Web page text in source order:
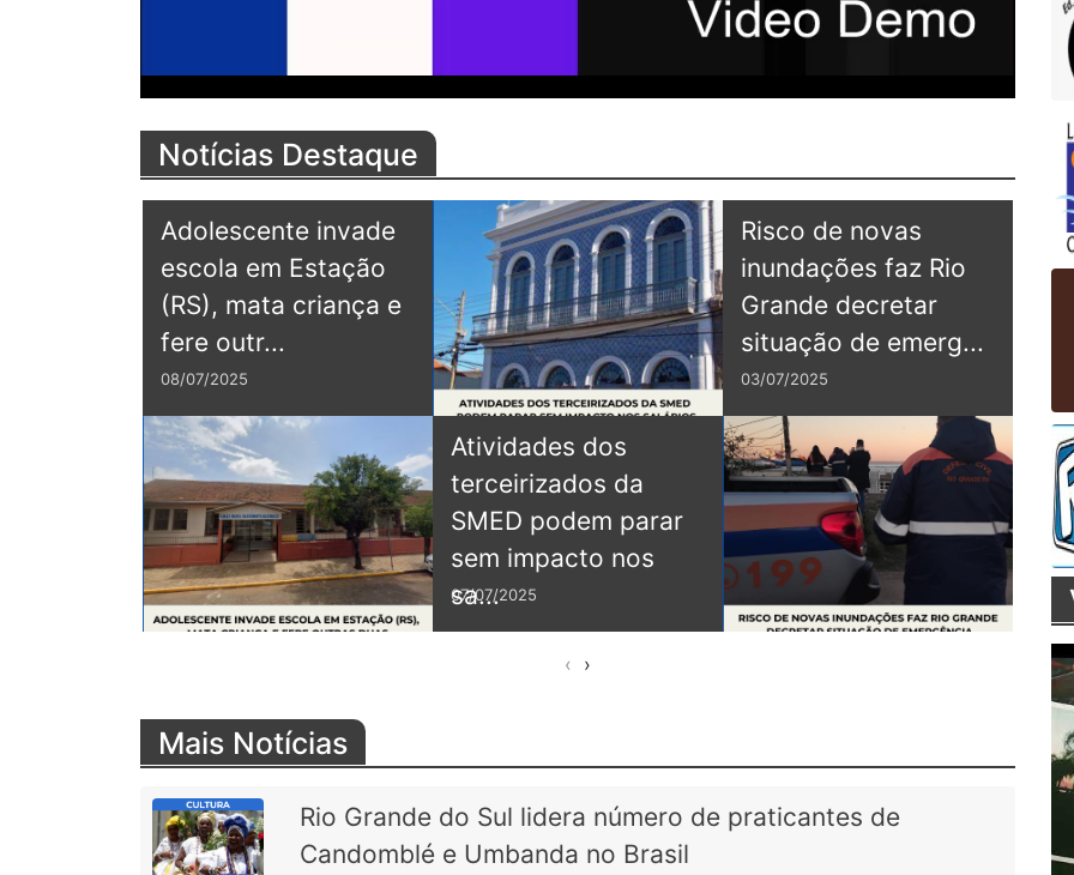
Notícias Destaque
Adolescente invade
escola em Estação
(RS), mata criança e
fere outr...
08/07/2025
Atividades dos
terceirizados da
SMED podem parar
sem impacto nos
sa...
07/07/2025
Risco de novas
inundações faz Rio
Grande decretar
situação de emerg...
03/07/2025
03/
‹ ›
Mais Notícias
Rio Grande do Sul lidera número de praticantes de
Candomblé e Umbanda no Brasil